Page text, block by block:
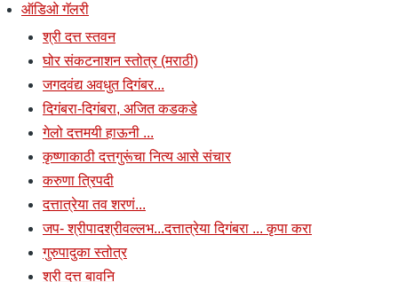
ऑडिओ गॅलरी
श्री दत्त स्तवन
घोर संकटनाशन स्तोत्र (मराठी)
जगदवंद्य अवधुत दिगंबर...
दिगंबरा-दिगंबरा, अजित कडकडे
गेलो दत्तमयी हाऊनी ...
कृष्णाकाठी दत्तगुरूंचा नित्य आसे संचार
करुणा त्रिपदी
दत्तात्रेया तव शरणं...
जप- श्रीपादश्रीवल्लभ...दत्तात्रेया दिगंबरा ... कृपा करा
गुरुपादुका स्तोत्र
श्री दत्त बावनि